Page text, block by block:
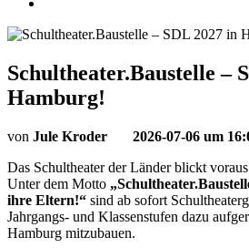
Schultheater.Baustelle –
Hamburg!
von Jule Kroder
2026-07-06 um
Das Schultheater der Länder blickt
Unter dem Motto
ihre Eltern!“ sind ab sofort
Jahrgangs- und Klassenstufen dazu
Hamburg mitzubauen.